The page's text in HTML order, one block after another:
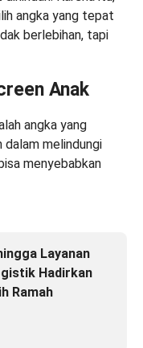
angka yang tepat
berlebihan, tapi
Anak
angka yang
dalam melindungi
menyebabkan
Layanan
Hadirkan
Ramah